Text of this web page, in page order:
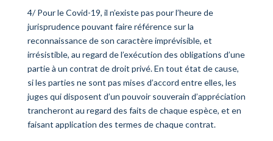
4/ Pour le Covid-19, il n’existe pas pour l’heure de
jurisprudence pouvant faire référence sur la
reconnaissance de son caractère imprévisible, et
irrésistible, au regard de l’exécution des obligations d’une
partie à un contrat de droit privé. En tout état de cause,
si les parties ne sont pas mises d’accord entre elles, les
juges qui disposent d’un pouvoir souverain d’appréciation
trancheront au regard des faits de chaque espèce, et en
faisant application des termes de chaque contrat.